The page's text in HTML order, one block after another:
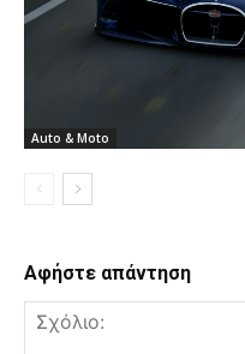
Auto & Moto
Αφήστε απάντηση